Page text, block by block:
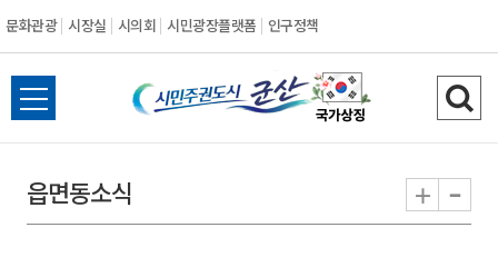
문화관광 시장실 시의회 시민광장플랫폼 인구정책
시
민
전
체
뉴
열
검
색
기
읍면동소식 + -